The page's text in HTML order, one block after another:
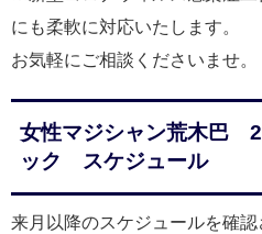
にも柔軟に対応いたします。
お気軽にご相談くださいませ。
女性マジシャン荒木巴
ック スケジュール
来月以降のスケジュールを確